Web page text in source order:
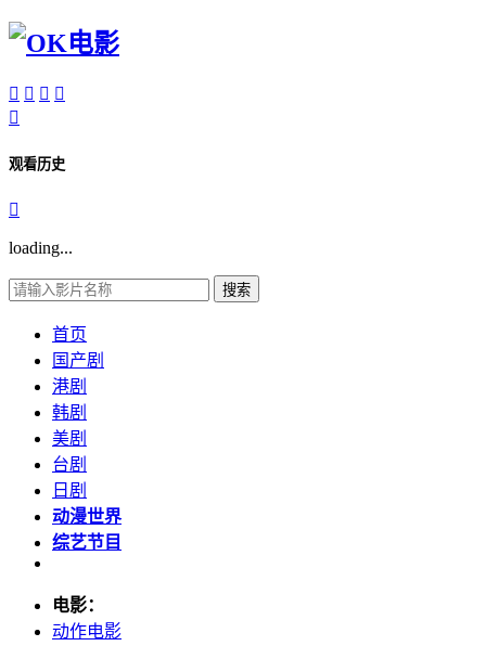
   

观看历史

loading...
搜索
首页
国产剧
港剧
韩剧
美剧
台剧
日剧
动漫世界
综艺节目
电影：
动作电影